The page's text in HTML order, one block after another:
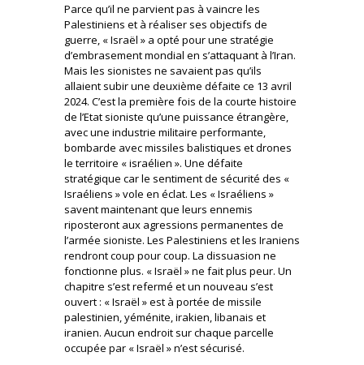
Parce qu’il ne parvient pas à vaincre les
Palestiniens et à réaliser ses objectifs de
guerre, « Israël » a opté pour une stratégie
d’embrasement mondial en s’attaquant à l’Iran.
Mais les sionistes ne savaient pas qu’ils
allaient subir une deuxième défaite ce 13 avril
2024. C’est la première fois de la courte histoire
de l’Etat sioniste qu’une puissance étrangère,
avec une industrie militaire performante,
bombarde avec missiles balistiques et drones
le territoire « israélien ». Une défaite
stratégique car le sentiment de sécurité des «
Israéliens » vole en éclat. Les « Israéliens »
savent maintenant que leurs ennemis
riposteront aux agressions permanentes de
l’armée sioniste. Les Palestiniens et les Iraniens
rendront coup pour coup. La dissuasion ne
fonctionne plus. « Israël » ne fait plus peur. Un
chapitre s’est refermé et un nouveau s’est
ouvert : « Israël » est à portée de missile
palestinien, yéménite, irakien, libanais et
iranien. Aucun endroit sur chaque parcelle
occupée par « Israël » n’est sécurisé.